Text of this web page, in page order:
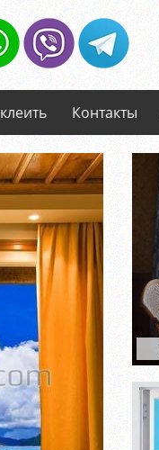
Контакты